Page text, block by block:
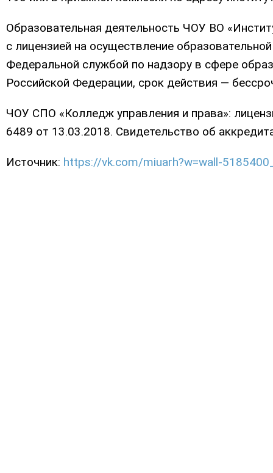
Образовательная деятельность ЧОУ ВО
с лицензией на осуществление
Федеральной службой по надзору в сфере
Российской Федерации, срок действия —
ЧОУ СПО «Колледж управления и права»:
6489 от 13.03.2018. Свидетельство об
Источник: https://vk.com/miuarh?w=wall-